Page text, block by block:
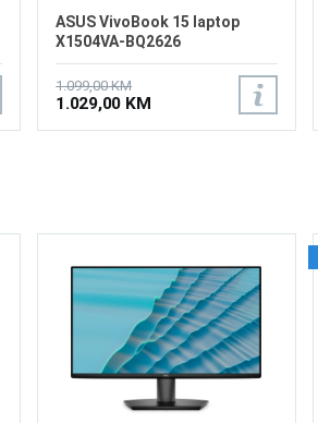
ASUS VivoBook 15 laptop
X1504VA-BQ2626
1.099,00 KM
1.029,00 KM